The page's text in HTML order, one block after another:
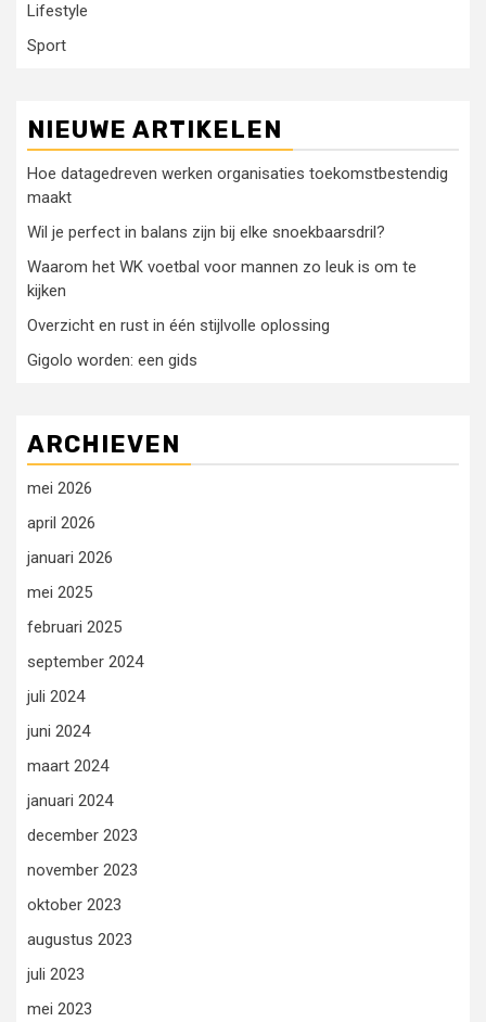
Lifestyle
Sport
NIEUWE ARTIKELEN
Hoe datagedreven werken organisaties toekomstbestendig
maakt
Wil je perfect in balans zijn bij elke snoekbaarsdril?
Waarom het WK voetbal voor mannen zo leuk is om te
kijken
Overzicht en rust in één stijlvolle oplossing
Gigolo worden: een gids
ARCHIEVEN
mei 2026
april 2026
januari 2026
mei 2025
februari 2025
september 2024
juli 2024
juni 2024
maart 2024
januari 2024
december 2023
november 2023
oktober 2023
augustus 2023
juli 2023
mei 2023